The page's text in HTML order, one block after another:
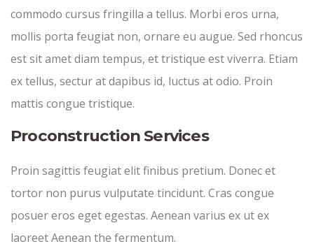
commodo cursus fringilla a tellus. Morbi eros urna,
mollis porta feugiat non, ornare eu augue. Sed rhoncus
est sit amet diam tempus, et tristique est viverra. Etiam
ex tellus, sectur at dapibus id, luctus at odio. Proin
mattis congue tristique.
Proconstruction Services
Proin sagittis feugiat elit finibus pretium. Donec et
tortor non purus vulputate tincidunt. Cras congue
posuer eros eget egestas. Aenean varius ex ut ex
laoreet Aenean the fermentum.